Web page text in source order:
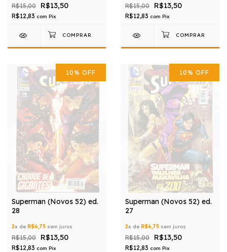
R$15,00 R$13,50
R$12,83 com Pix
R$15,00 R$13,50
R$12,83 com Pix
10% OFF
Superman (Novos 52) ed.
28
2x de R$6,75 sem juros
R$15,00 R$13,50
R$12,83 com Pix
10% OFF
Superman (Novos 52) ed.
27
2x de R$6,75 sem juros
R$15,00 R$13,50
R$12,83 com Pix